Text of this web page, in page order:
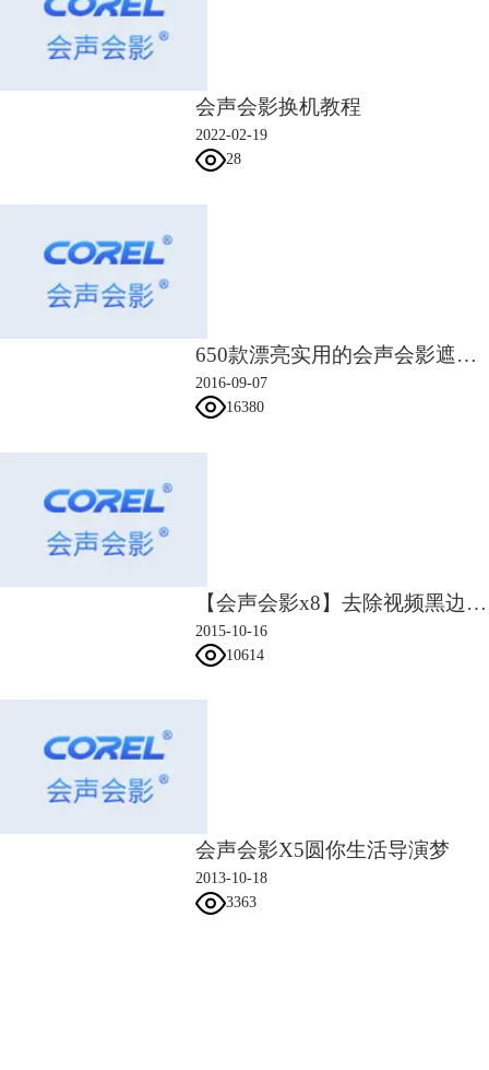
会声会影换机教程
2022-02-19
28
650款漂亮实用的会声会影遮罩素材
2016-09-07
16380
【会声会影x8】去除视频黑边视频教程
2015-10-16
10614
会声会影X5圆你生活导演梦
2013-10-18
3363